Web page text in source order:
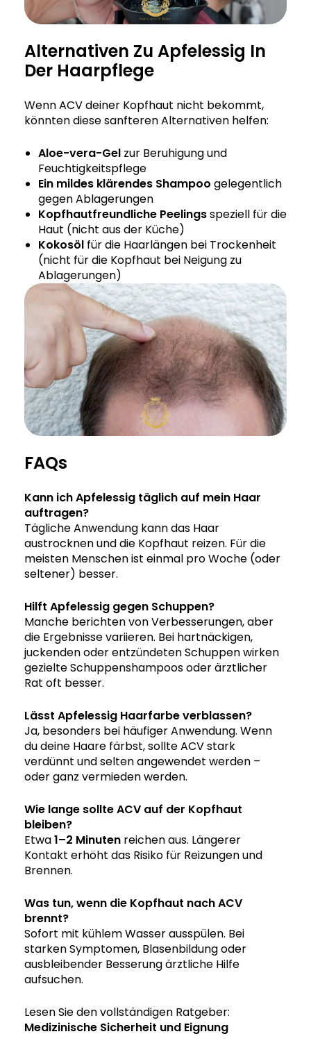
Alternativen Zu Apfelessig In
Der Haarpflege
Wenn ACV deiner Kopfhaut nicht bekommt,
könnten diese sanfteren Alternativen helfen:
Aloe-vera-Gel zur Beruhigung und
Feuchtigkeitspflege
Ein mildes klärendes Shampoo gelegentlich
gegen Ablagerungen
Kopfhautfreundliche Peelingsspeziell für die
Haut (nicht aus der Küche)
Kokosöl für die Haarlängen bei Trockenheit
(nicht für die Kopfhaut bei Neigung zu
Ablagerungen)
FAQs
Kann ich Apfelessig täglich auf mein Haar
auftragen?
Tägliche Anwendung kann das Haar
austrocknen und die Kopfhaut reizen. Für die
meisten Menschen ist einmal pro Woche (oder
seltener) besser.
Hilft Apfelessig gegen Schuppen?
Manche berichten von Verbesserungen, aber
die Ergebnisse variieren. Bei hartnäckigen,
juckenden oder entzündeten Schuppen wirken
gezielte Schuppenshampoos oder ärztlicher
Rat oft besser.
Lässt Apfelessig Haarfarbeverblassen?
Ja, besonders bei häufiger Anwendung. Wenn
du deine Haare färbst, sollte ACV stark
verdünnt und selten angewendet werden –
oder ganz vermieden werden.
Wie lange sollte ACV auf der Kopfhaut
bleiben?
Etwa1–2 Minuten reichen aus. Längerer
Kontakt erhöht das Risiko für Reizungen und
Brennen.
Was tun, wenn die Kopfhaut nach ACV
brennt?
Sofort mit kühlem Wasser ausspülen. Bei
starken Symptomen, Blasenbildung oder
ausbleibender Besserung ärztliche Hilfe
aufsuchen.
Lesen Sie den vollständigen Ratgeber:
Medizinische Sicherheit und Eignung